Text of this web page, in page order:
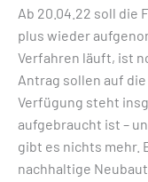
Ab 20.04.22 soll die
plus wieder
Verfahren läuft, ist
Antrag sollen auf
Verfügung steht
aufgebraucht ist –
gibt es nichts mehr.
nachhaltige